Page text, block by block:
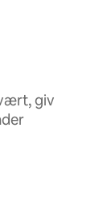
giv